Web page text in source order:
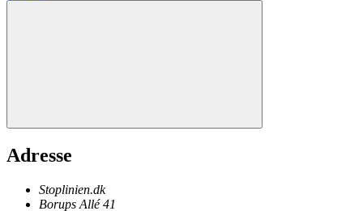
Adresse
Stoplinien.dk
Borups Allé 41